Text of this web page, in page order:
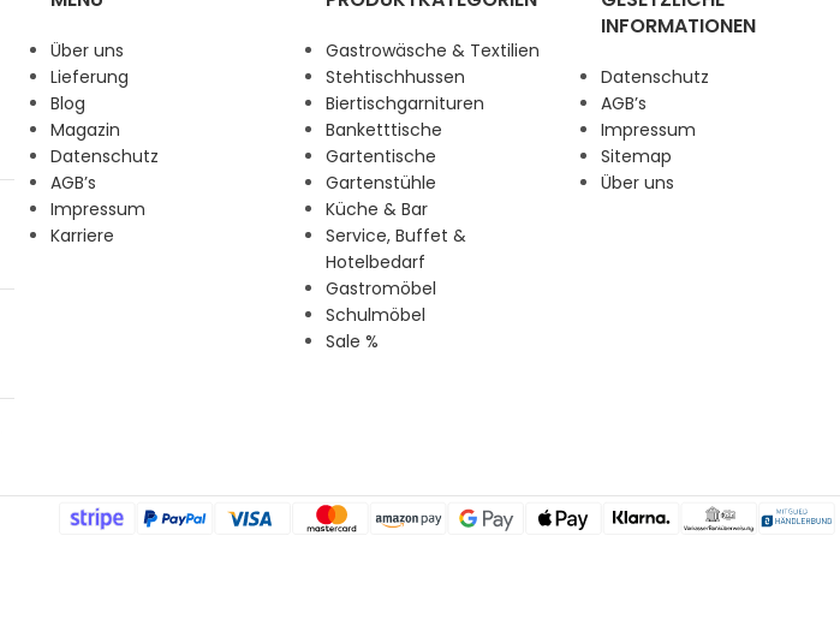
Über uns
Lieferung
Blog
Magazin
Datenschutz
AGB’s
Impressum
Karriere
Gastrowäsche & Textilien
Stehtischhussen
Biertischgarnituren
Banketttische
Gartentische
Gartenstühle
Küche & Bar
Service, Buffet &
Hotelbedarf
Gastromöbel
Schulmöbel
Sale %
INFORMATIONEN
Datenschutz
AGB’s
Impressum
Sitemap
Über uns